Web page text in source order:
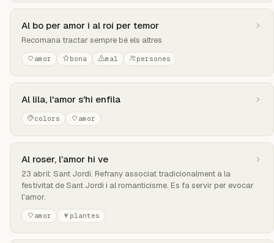
Al bo per amor i al roí per temor
Recomana tractar sempre bé els altres
amor bona mal persones
Al lila, l'amor s'hi enfila
colors amor
Al roser, l’amor hi ve
23 abril: Sant Jordi. Refrany associat tradicionalment a la
festivitat de Sant Jordi i al romanticisme. Es fa servir per evocar
l'amor.
amor plantes